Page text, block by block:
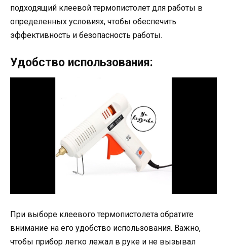
подходящий клеевой термопистолет для работы в
определенных условиях, чтобы обеспечить
эффективность и безопасность работы.
Удобство использования:
При выборе клеевого термопистолета обратите
внимание на его удобство использования. Важно,
чтобы прибор легко лежал в руке и не вызывал